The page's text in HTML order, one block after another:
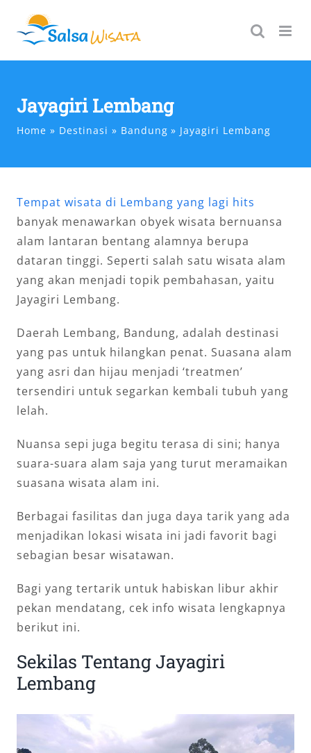
content
Jayagiri Lembang
Home Destinasi Bandung Jayagiri Lembang
Tempat wisata di Lembang yang lagi hits
banyak menawarkan obyek wisata bernuansa
alam lantaran bentang alamnya berupa
dataran tinggi. Seperti salah satu wisata alam
yang akan menjadi topik pembahasan, yaitu
Jayagiri Lembang.
Daerah Lembang, Bandung, adalah destinasi
yang pas untuk hilangkan penat. Suasana alam
yang asri dan hijau menjadi ‘treatmen’
tersendiri untuk segarkan kembali tubuh yang
lelah.
Nuansa sepi juga begitu terasa di sini; hanya
suara-suara alam saja yang turut meramaikan
suasana wisata alam ini.
Berbagai fasilitas dan juga daya tarik yang ada
menjadikan lokasi wisata ini jadi favorit bagi
sebagian besar wisatawan.
Bagi yang tertarik untuk habiskan libur akhir
pekan mendatang, cek info wisata lengkapnya
berikut ini.
Sekilas Tentang Jayagiri
Lembang